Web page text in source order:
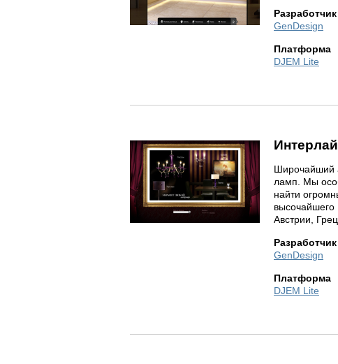
Разработчик
GenDesign
Платформа
DJEM Lite
Широчайший
ламп. Мы
найти
высочайшего
Австрии,
Разработчик
GenDesign
Платформа
DJEM Lite